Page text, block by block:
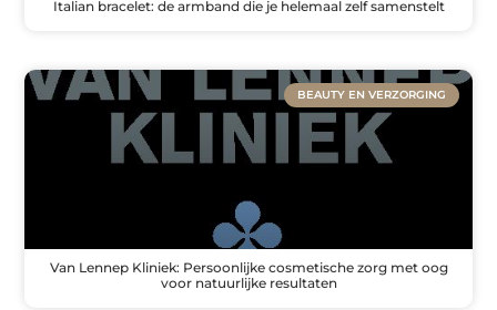
Italian bracelet: de armband die je helemaal zelf samenstelt
BEAUTY EN VERZORGING
Van Lennep Kliniek: Persoonlijke cosmetische zorg met oog
voor natuurlijke resultaten